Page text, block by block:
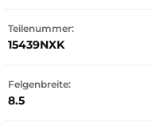
Teilenummer:
15439NXK
Felgenbreite:
8.5